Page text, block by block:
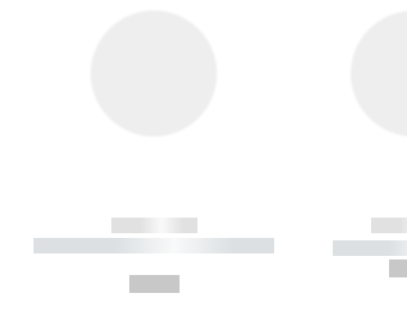
------------
----------- ----------- ----------